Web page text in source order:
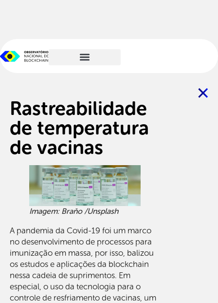
Rastreabilidade
de temperatura
de vacinas
Imagem: Braňo /Unsplash
A pandemia da Covid-19 foi um marco
no desenvolvimento de processos para
imunização em massa, por isso, balizou
os estudos e aplicações da blockchain
nessa cadeia de suprimentos. Em
especial, o uso da tecnologia para o
controle de resfriamento de vacinas, um